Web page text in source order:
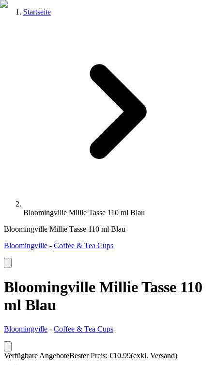
Startseite
Bloomingville Millie Tasse 110 ml Blau
Bloomingville Millie Tasse 110 ml Blau
Bloomingville - Coffee & Tea Cups
Bloomingville Millie Tasse 110
ml Blau
Bloomingville - Coffee & Tea Cups
Verfügbare AngeboteBester Preis: €10.99(exkl. Versand)